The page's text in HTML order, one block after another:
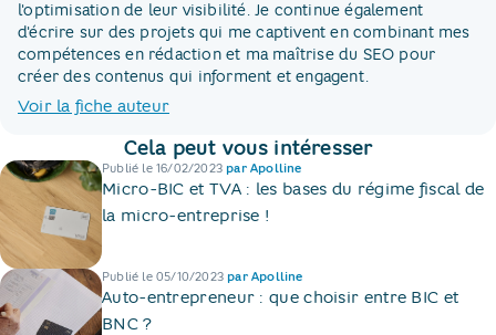
l'optimisation de leur visibilité. Je continue également
d'écrire sur des projets qui me captivent en combinant mes
compétences en rédaction et ma maîtrise du SEO pour
créer des contenus qui informent et engagent.
Voir la fiche auteur
Cela peut vous intéresser
Publié le16/02/2023 par Apolline
Micro-BIC et TVA : les bases du régime fiscal de
la micro-entreprise !
Publié le05/10/2023 par Apolline
Auto-entrepreneur : que choisir entre BIC et
BNC ?